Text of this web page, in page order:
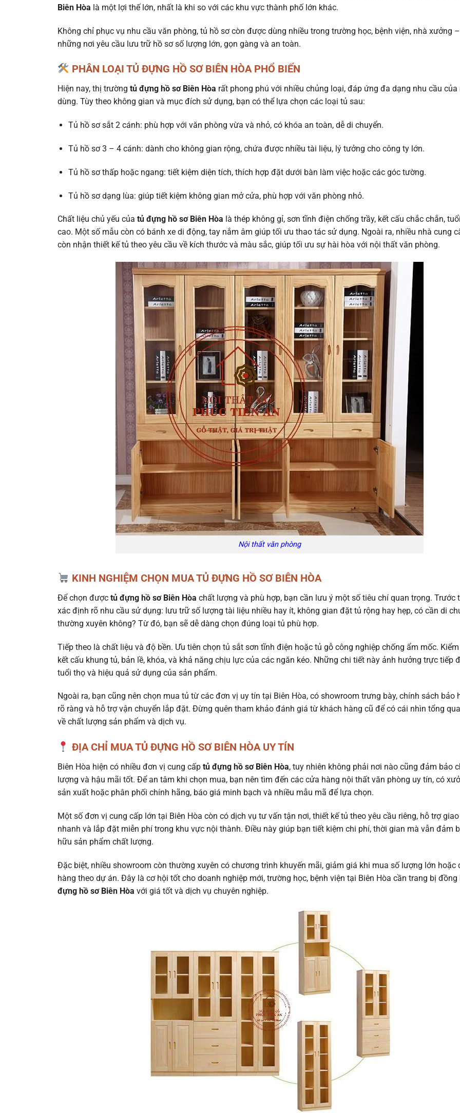
Biên Hòa là một lợi thế lớn, nhất là khi so với các khu vực thành phố lớn khác.
Không chỉ phục vụ nhu cầu văn phòng, tủ hồ sơ còn được dùng nhiều trong trường học, bệnh viện, nhà xưởng –
những nơi yêu cầu lưu trữ hồ sơ số lượng lớn, gọn gàng và an toàn.
PHÂN LOẠI TỦ ĐỰNG HỒ SƠ BIÊN HÒA PHỔ BIẾN
Hiện nay, thị trường tủ đựng hồ sơ Biên Hòa rất phong phú với nhiều chủng loại, đáp ứng đa dạng nhu cầu của
dùng. Tùy theo không gian và mục đích sử dụng, bạn có thể lựa chọn các loại tủ sau:
Tủ hồ sơ sắt 2 cánh: phù hợp với văn phòng vừa và nhỏ, có khóa an toàn, dễ di chuyển.
Tủ hồ sơ 3 – 4 cánh: dành cho không gian rộng, chứa được nhiều tài liệu, lý tưởng cho công ty lớn.
Tủ hồ sơ thấp hoặc ngang: tiết kiệm diện tích, thích hợp đặt dưới bàn làm việc hoặc các góc tường.
Tủ hồ sơ dạng lùa: giúp tiết kiệm không gian mở cửa, phù hợp với văn phòng nhỏ.
Chất liệu chủ yếu của tủ đựng hồ sơ Biên Hòa là thép không gỉ, sơn tĩnh điện chống trầy, kết cấu chắc chắn,
cao. Một số mẫu còn có bánh xe di động, tay nắm âm giúp tối ưu thao tác sử dụng. Ngoài ra, nhiều nhà cung
còn nhận thiết kế tủ theo yêu cầu về kích thước và màu sắc, giúp tối ưu sự hài hòa với nội thất văn phòng.
Nội thất văn phòng
KINH NGHIỆM CHỌN MUA TỦ ĐỰNG HỒ SƠ BIÊN HÒA
Để chọn được tủ đựng hồ sơ Biên Hòa chất lượng và phù hợp, bạn cần lưu ý một số tiêu chí quan trọng. Trước
xác định rõ nhu cầu sử dụng: lưu trữ số lượng tài liệu nhiều hay ít, không gian đặt tủ rộng hay hẹp, có cần di
thường xuyên không? Từ đó, bạn sẽ dễ dàng chọn đúng loại tủ phù hợp.
Tiếp theo là chất liệu và độ bền. Ưu tiên chọn tủ sắt sơn tĩnh điện hoặc tủ gỗ công nghiệp chống ẩm mốc.
kết cấu khung tủ, bản lề, khóa, và khả năng chịu lực của các ngăn kéo. Những chi tiết này ảnh hưởng trực tiếp
tuổi thọ và hiệu quả sử dụng của sản phẩm.
Ngoài ra, bạn cũng nên chọn mua tủ từ các đơn vị uy tín tại Biên Hòa, có showroom trưng bày, chính sách bảo
rõ ràng và hỗ trợ vận chuyển lắp đặt. Đừng quên tham khảo đánh giá từ khách hàng cũ để có cái nhìn tổng
về chất lượng sản phẩm và dịch vụ.
ĐỊA CHỈ MUA TỦ ĐỰNG HỒ SƠ BIÊN HÒA UY TÍN
Biên Hòa hiện có nhiều đơn vị cung cấp tủ đựng hồ sơ Biên Hòa, tuy nhiên không phải nơi nào cũng đảm bảo
lượng và hậu mãi tốt. Để an tâm khi chọn mua, bạn nên tìm đến các cửa hàng nội thất văn phòng uy tín, có
sản xuất hoặc phân phối chính hãng, báo giá minh bạch và nhiều mẫu mã để lựa chọn.
Một số đơn vị cung cấp lớn tại Biên Hòa còn có dịch vụ tư vấn tận nơi, thiết kế tủ theo yêu cầu riêng, hỗ trợ
nhanh và lắp đặt miễn phí trong khu vực nội thành. Điều này giúp bạn tiết kiệm chi phí, thời gian mà vẫn đảm
hữu sản phẩm chất lượng.
Đặc biệt, nhiều showroom còn thường xuyên có chương trình khuyến mãi, giảm giá khi mua số lượng lớn hoặc
hàng theo dự án. Đây là cơ hội tốt cho doanh nghiệp mới, trường học, bệnh viện tại Biên Hòa cần trang bị đồng
đựng hồ sơ Biên Hòa với giá tốt và dịch vụ chuyên nghiệp.